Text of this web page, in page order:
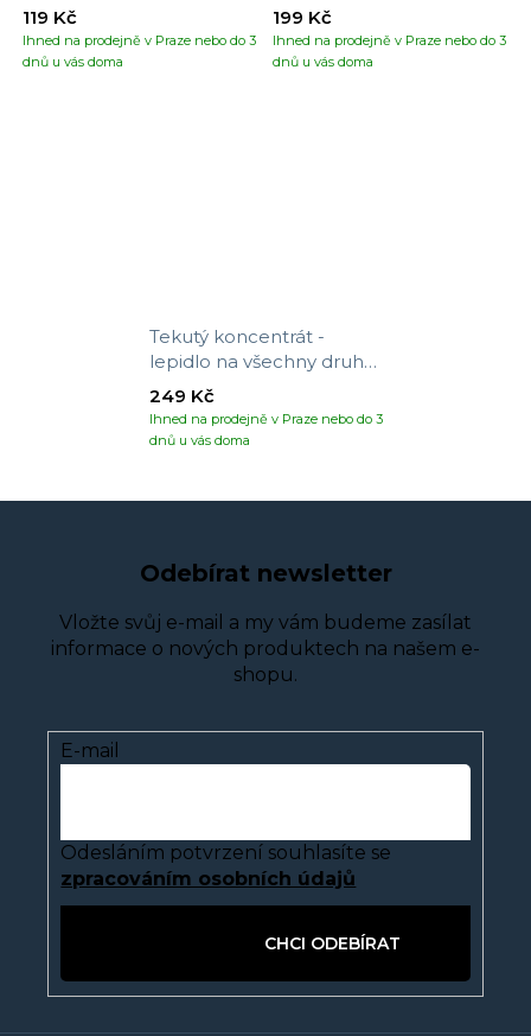
Ihned na prodejně v Praze nebo do 3
dnů u vás doma
119 Kč
Ihned na prodejně v Praze nebo do 3
dnů u vás doma
199 Kč
Tekutý koncentrát -
lepidlo na všechny druhy
tapet
Ihned na prodejně v Praze nebo do 3
dnů u vás doma
249 Kč
Odebírat newsletter
Vložte svůj e-mail a my vám budeme zasílat
informace o nových produktech na našem e-
shopu.
E-mail
Odesláním potvrzení souhlasíte se
zpracováním osobních údajů